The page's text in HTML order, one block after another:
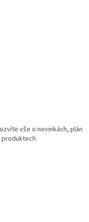
vše o novinkách, plán
produktech.